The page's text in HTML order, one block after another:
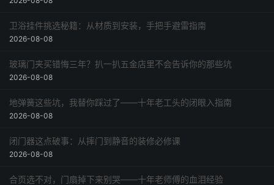
卫浴挂件挑选秘籍：从材质到安装，手把手避雷指南
2026-08-08
玻璃门夹买错悔三年？扒一扒五金店里不会告诉你的那些坑
2026-08-08
地弹簧这些坑，我替你踩过了——十年老工头的闭眼入指南
2026-08-08
闭门器这点破事：从摔门到静音的装修必修课
2026-08-08
合页选不对，门扇掉下来别哭——十年老师傅的血泪经验